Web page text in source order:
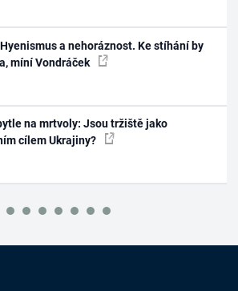
a nehoráznost. Ke stíhání by
míní Vondráček
na mrtvoly: Jsou tržiště jako
cílem Ukrajiny?